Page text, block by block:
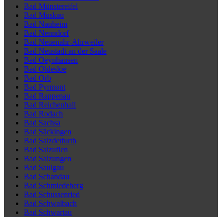
Bad Münstereifel
Bad Muskau
Bad Nauheim
Bad Nenndorf
Bad Neuenahr-Ahrweiler
Bad Neustadt an der Saale
Bad Oeynhausen
Bad Oldesloe
Bad Orb
Bad Pyrmont
Bad Rappenau
Bad Reichenhall
Bad Rodach
Bad Sachsa
Bad Säckingen
Bad Salzdetfurth
Bad Salzuflen
Bad Salzungen
Bad Saulgau
Bad Schandau
Bad Schmiedeberg
Bad Schussenried
Bad Schwalbach
Bad Schwartau